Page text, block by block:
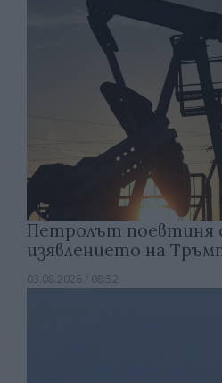
Петролът поевтиня с
изявлението на
03.08.2026 / 08:52